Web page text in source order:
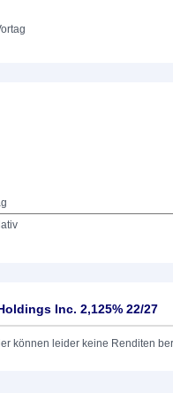
Inc. 2,125% 22/27
können leider keine Renditen